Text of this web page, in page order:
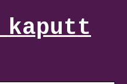
kaputt